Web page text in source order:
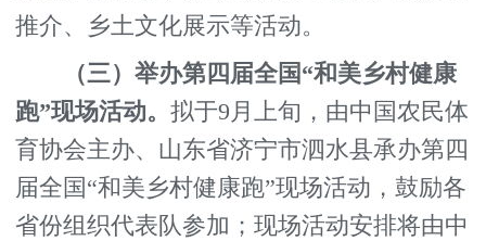
推介、乡土文化展示等活动。
（三）举办第 四 届全国“和美乡村健康
跑”现场活动。拟于9月上旬，由中国农民体
育协会主办、山东省济宁市泗水县承办第四
届全国“和美乡村健康跑”现场活动，鼓励各
省份组织代表队参加；现场活动安排将由中